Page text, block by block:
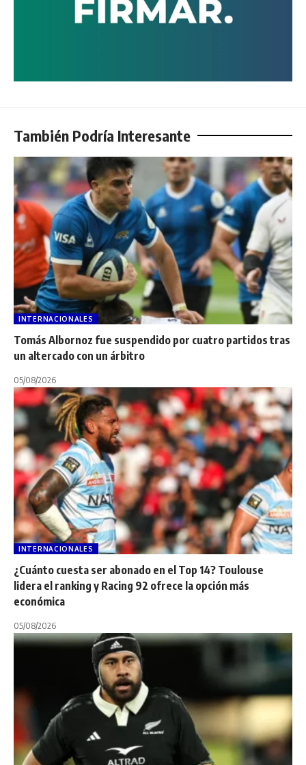
También Podría Interesante
INTERNACIONALES
Tomás Albornoz fue suspendido por cuatro partidos tras
un altercado con un árbitro
05/08/2026
INTERNACIONALES
¿Cuánto cuesta ser abonado en el Top 14? Toulouse
lidera el ranking y Racing 92 ofrece la opción más
económica
05/08/2026